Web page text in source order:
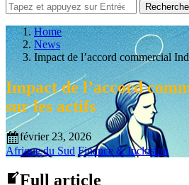
Home
News
Impact de l’accord commercial
Impact de l’accord
sur les actifs
février 23, 2026
Afrique du Sud Finance & Inclusion
Full article